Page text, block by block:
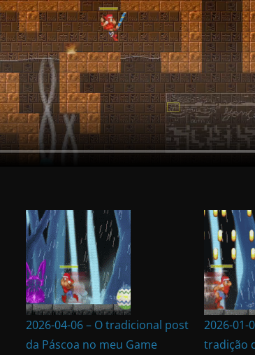
2026-04-06 – O tradicional post
da Páscoa no meu Game
2026-01-
tradição